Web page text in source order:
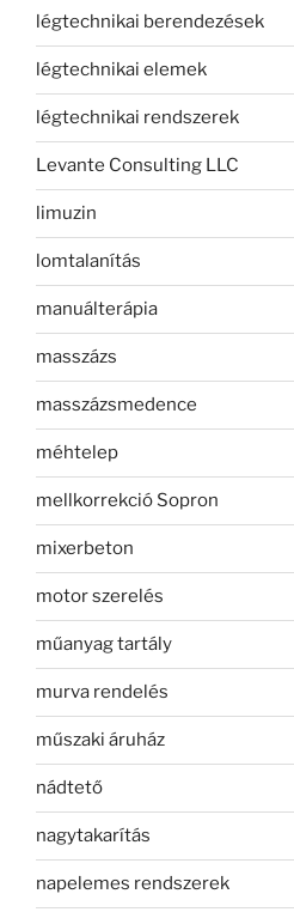
légtechnikai berendezések
légtechnikai elemek
légtechnikai rendszerek
Levante Consulting LLC
limuzin
lomtalanítás
manuálterápia
masszázs
masszázsmedence
méhtelep
mellkorrekció Sopron
mixerbeton
motor szerelés
műanyag tartály
murva rendelés
műszaki áruház
nádtető
nagytakarítás
napelemes rendszerek